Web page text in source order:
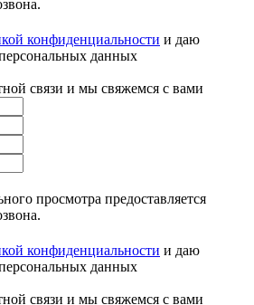
конфиденциальности и даю
данных
связи и мы свяжемся с вами
просмотра предоставляется
конфиденциальности и даю
данных
связи и мы свяжемся с вами